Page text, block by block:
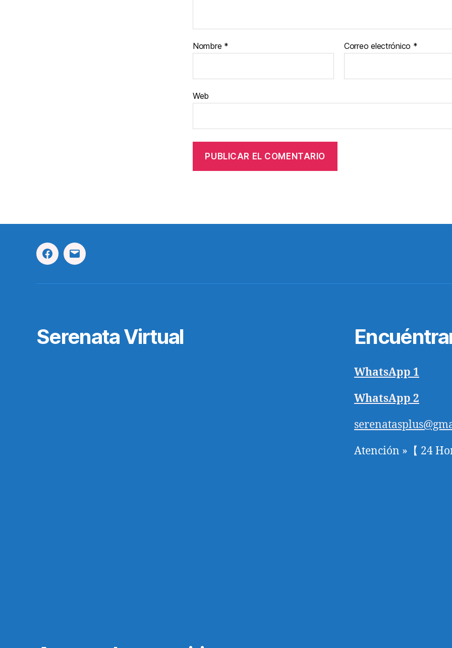
Nombre * Correo electrónico *
Web
FacebookCorreo
Serenata Virtual
WhatsApp 1
WhatsApp 2
Atención »【 24